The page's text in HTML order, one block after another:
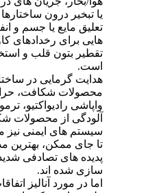
یا تبخیر درون
تعلیق مایع یا جسم و
هایی برای رخدادهای
تقطیر بتون قلب و
است.
هدایت گرمایی در
محصولات شکافت،
واپاشی رادیواکتیو،
آلودگی از محصولات
سیستم های ایمنی نیز
تا جای ممکن،
سازی شده اند.
اما در مورد آنالیز